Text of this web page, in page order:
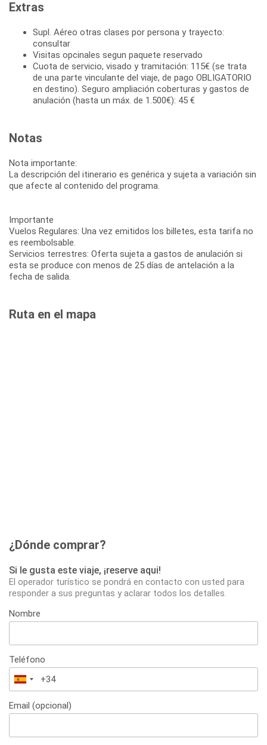
Extras
Supl. Aéreo otras clases por persona y trayecto:
consultar
Visitas opcinales segun paquete reservado
Cuota de servicio, visado y tramitación: 115€ (se trata
de una parte vinculante del viaje, de pago OBLIGATORIO
en destino). Seguro ampliación coberturas y gastos de
anulación (hasta un máx. de 1.500€): 45 €
Notas
Nota importante:
La descripción del itinerario es genérica y sujeta a variación sin
que afecte al contenido del programa.
Importante
Vuelos Regulares: Una vez emitidos los billetes, esta tarifa no
es reembolsable.
Servicios terrestres: Oferta sujeta a gastos de anulación si
esta se produce con menos de 25 días de antelación a la
fecha de salida.
Ruta en el mapa
¿Dónde comprar?
Si le gusta este viaje, ¡reserve aqui!
El operador turístico se pondrá en contacto con usted para
responder a sus preguntas y aclarar todos los detalles.
Nombre
Teléfono
España
+34
Email (opcional)